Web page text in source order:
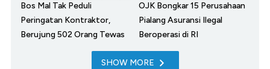
Bos Mal Tak Peduli
Peringatan Kontraktor,
Berujung 502 Orang Tewas
OJK Bongkar 15 Perusahaan
Pialang Asuransi Ilegal
Beroperasi di RI
SHOW MORE